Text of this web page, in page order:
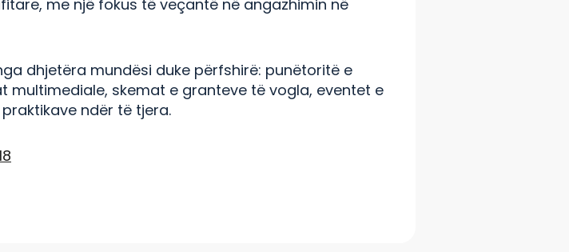
me një fokus të veçantë në angazhimin në
dhjetëra mundësi duke përfshirë: punëtoritë e
multimediale, skemat e granteve të vogla, eventet e
ndër të tjera.